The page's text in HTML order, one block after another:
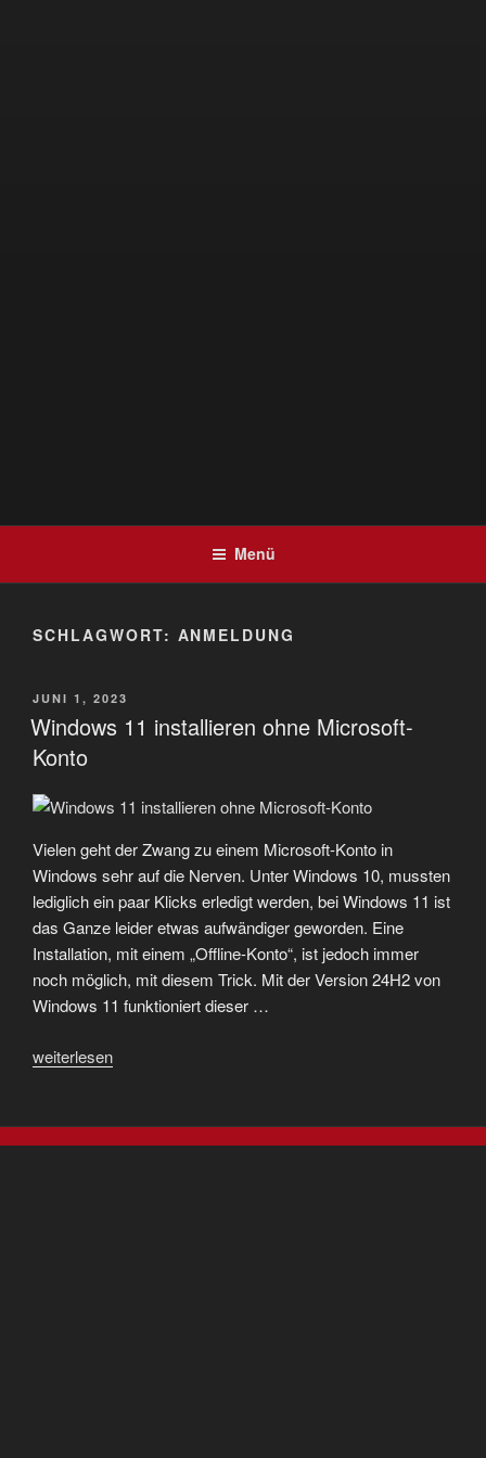
Menü
SCHLAGWORT: ANMELDUNG
VERÖFFENTLICHT
AM
JUNI 1, 2023
Windows 11 installieren ohne Microsoft-
Konto
Vielen geht der Zwang zu einem Microsoft-Konto in
Windows sehr auf die Nerven. Unter Windows 10, mussten
lediglich ein paar Klicks erledigt werden, bei Windows 11 ist
das Ganze leider etwas aufwändiger geworden. Eine
Installation, mit einem „Offline-Konto“, ist jedoch immer
noch möglich, mit diesem Trick. Mit der Version 24H2 von
Windows 11 funktioniert dieser …
„Windows
ohne
weiterlesen